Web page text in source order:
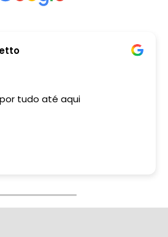
tudo até aqui